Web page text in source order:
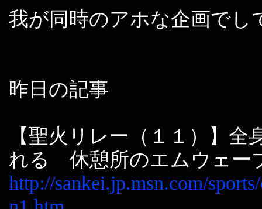
我が同時のアホな企画でし
昨日の記事
【聖火リレー（１１）】
れる 休憩所のエムウェー
http://sankei.jp.msn.com/